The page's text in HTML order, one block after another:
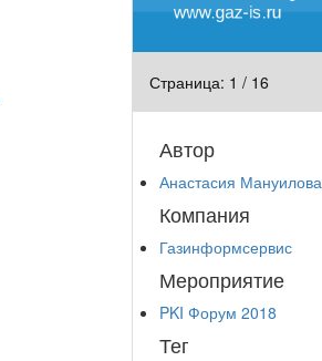
Страница: 1 / 16
Автор
Анастасия Мануилова
Компания
Газинформсервис
Мероприятие
PKI Форум 2018
Тег